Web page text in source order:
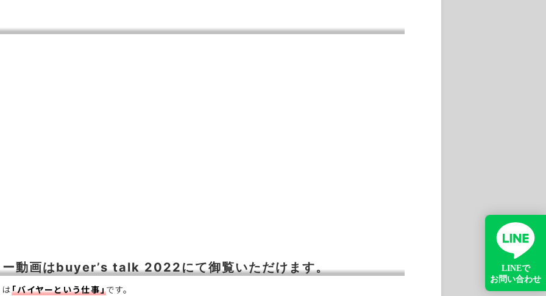
ー動画はbuyer’s talk 2022にて御覧いただけます。
「バイヤーという仕事」です。